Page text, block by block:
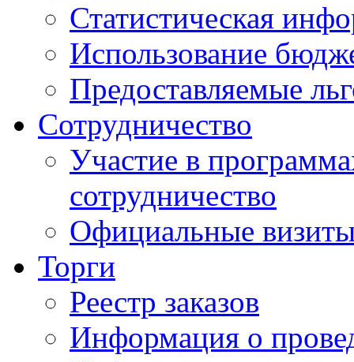
Статистическая
Использование
Предоставляемые
Сотрудничество
Участие в
сотрудничество
Официальные
Торги
Реестр заказов
Информация о